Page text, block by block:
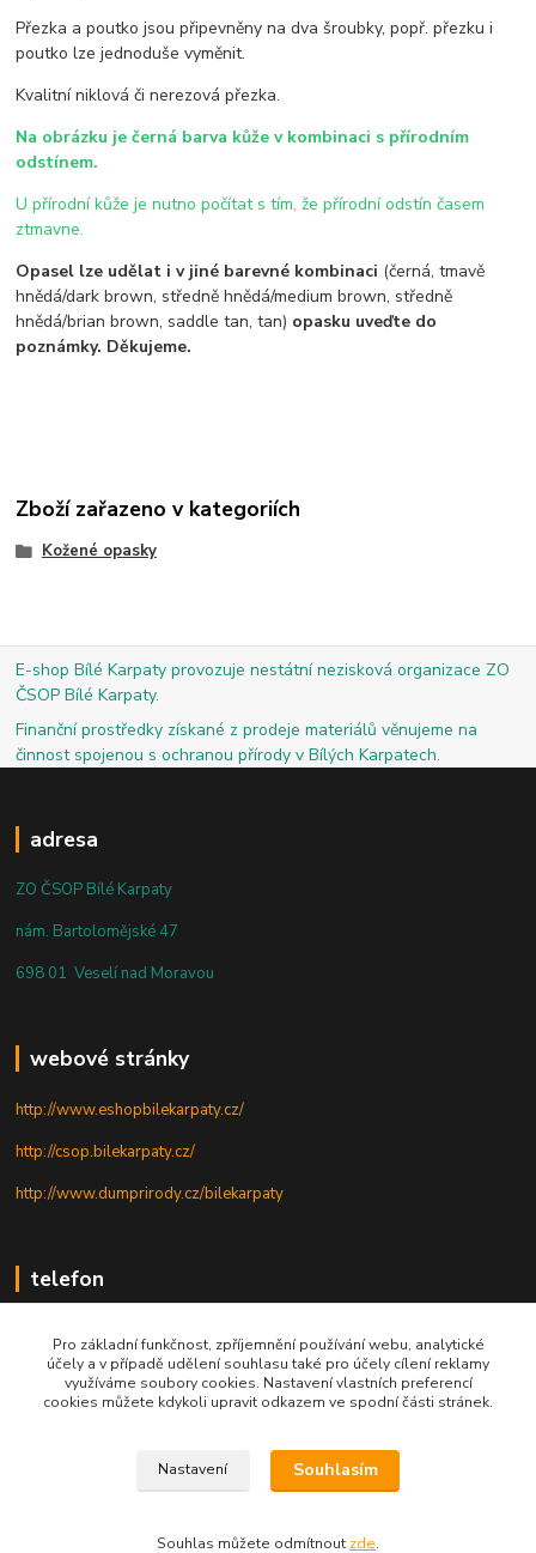
Přezka a poutko jsou připevněny na dva šroubky, popř. přezku i
poutko lze jednoduše vyměnit.
Kvalitní niklová či nerezová přezka.
Na obrázku je černá barva kůže v kombinaci s přírodním
odstínem.
U přírodní kůže je nutno počítat s tím, že přírodní odstín časem
ztmavne.
Opasel lze udělat i v jiné barevné kombinaci (černá, tmavě
hnědá/dark brown, středně hnědá/medium brown, středně
hnědá/brian brown, saddle tan, tan) opasku uveďte do
poznámky. Děkujeme.
Zboží zařazeno v kategoriích
Kožené opasky
E-shop Bílé Karpaty provozuje nestátní nezisková organizace ZO
ČSOP Bílé Karpaty.
Finanční prostředky získané z prodeje materiálů věnujeme na
činnost spojenou s ochranou přírody v Bílých Karpatech.
adresa
ZO ČSOP Bílé Karpaty
nám. Bartolomějské 47
698 01 Veselí nad Moravou
webové stránky
http://www.eshopbilekarpaty.cz/
http://csop.bilekarpaty.cz/
http://www.dumprirody.cz/bilekarpaty
telefon
+420 727 880 789
PO - PÁ: 9 - 17
© 2025; ZO ČSOP Bílé Karpaty
Pro základní funkčnost, zpříjemnění používání webu, analytické
účely a v případě udělení souhlasu také pro účely cílení reklamy
využíváme soubory cookies. Nastavení vlastních preferencí
cookies můžete kdykoli upravit odkazem ve spodní části stránek.
Nastavení Souhlasím
Souhlas můžete odmítnout zde.